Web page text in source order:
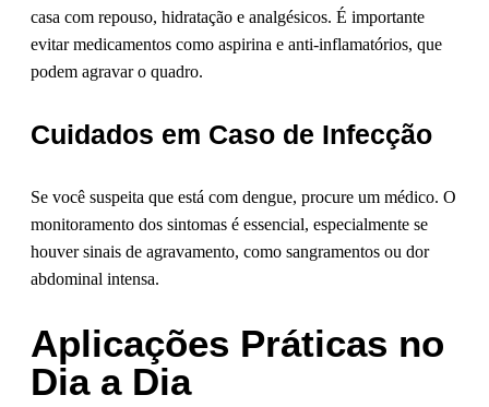
casa com repouso, hidratação e analgésicos. É importante
evitar medicamentos como aspirina e anti-inflamatórios, que
podem agravar o quadro.
Cuidados em Caso de Infecção
Se você suspeita que está com dengue, procure um médico. O
monitoramento dos sintomas é essencial, especialmente se
houver sinais de agravamento, como sangramentos ou dor
abdominal intensa.
Aplicações Práticas no
Dia a Dia